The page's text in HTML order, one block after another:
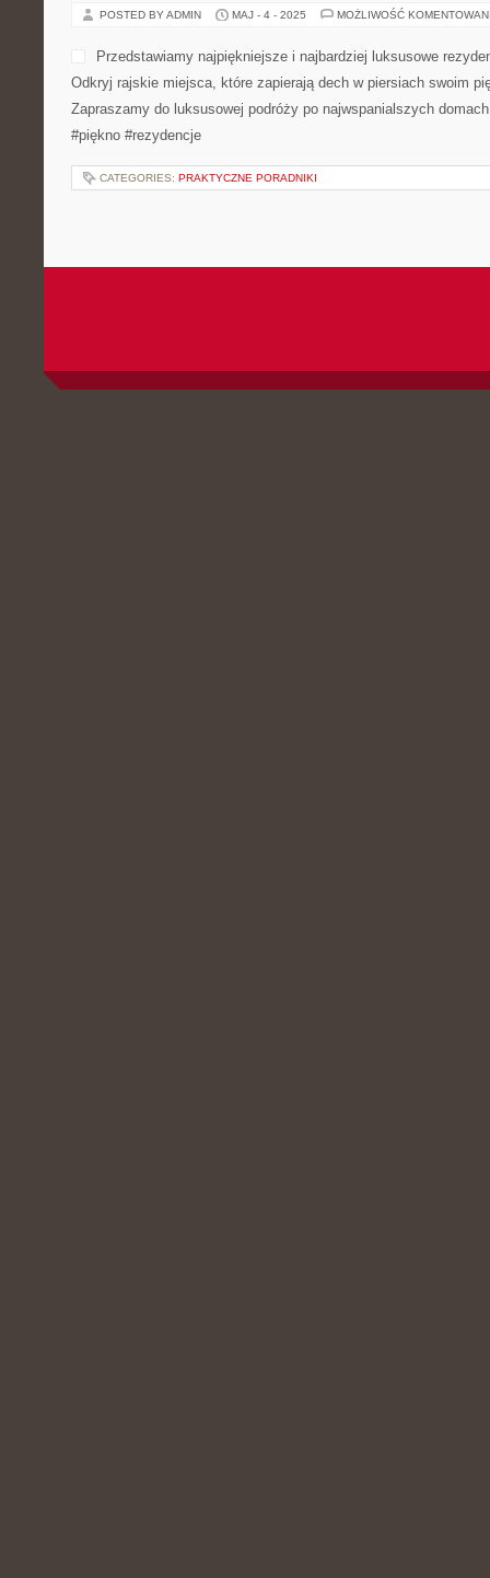
POSTED BY ADMIN MAJ - 4 - 2025 MOŻLIWOŚĆ
Przedstawiamy najpiękniejsze i najbardziej luksusowe
Odkryj rajskie miejsca, które zapierają dech w piersiach swoim
Zapraszamy do luksusowej podróży po najwspanialszych
#piękno #rezydencje
CATEGORIES: PRAKTYCZNE PORADNIKI